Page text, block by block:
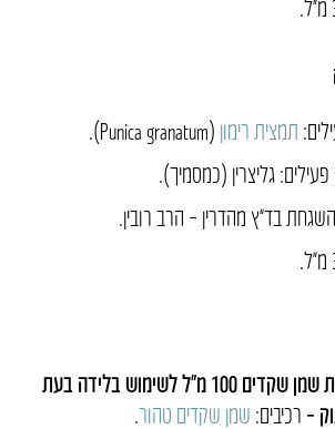
תמצית רימון (Punica granatum).
גליצרין (כמסמיך).
בד”ץ מהדרין – הרב רובין.
שתי יחידות שמן שקדים 100 מ״ל לשימוש בלידה בעת
– רכיבים: שמן שקדים טהור